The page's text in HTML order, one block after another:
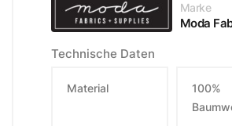
Marke
Moda
Technische Daten
Material
100%